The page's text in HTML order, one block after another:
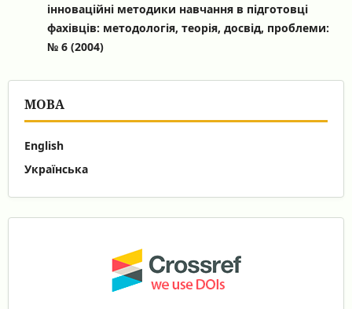
інноваційні методики навчання в підготовці
фахівців: методологія, теорія, досвід, проблеми:
№ 6 (2004)
МОВА
English
Українська